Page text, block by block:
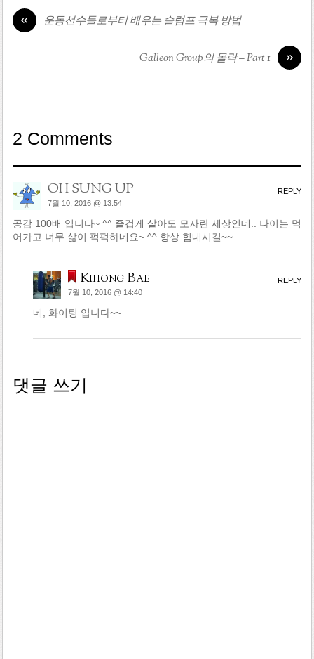
« 운동선수들로부터 배우는 슬럼프 극복 방법
»
Galleon Group의 몰락 – Part 1
2 Comments
OH SUNG UP
7월 10, 2016 @ 13:54
공감 100배 입니다~ ^^ 즐겁게 살아도 모자란 세상인데.. 나이는 먹
어가고 너무 삶이 퍽퍽하네요~ ^^ 항상 힘내시길~~
REPLY
Kihong Bae
7월 10, 2016 @ 14:40
네, 화이팅 입니다~~
REPLY
댓글 쓰기